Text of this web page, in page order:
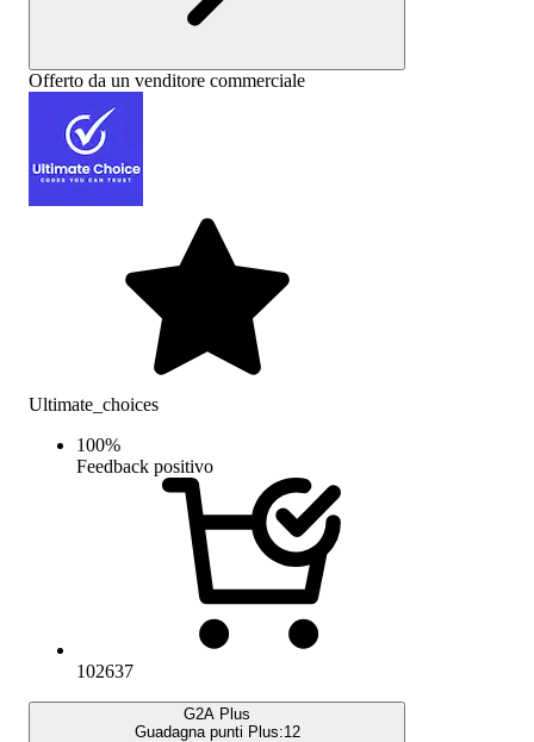
Offerto da un venditore commerciale
Ultimate_choices
100%
Feedback positivo
102637
G2A Plus
Guadagna punti Plus:12